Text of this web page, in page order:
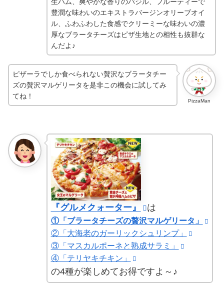
豊潤な味わいのエキストラバージンオリーブオイ
ル、ふわふわした食感でクリーミーな味わいの濃
厚なブラータチーズはピザ生地との相性も抜群な
んだよ♪
PizzaMan
ピザーラでしか食べられない贅沢なブラータチー
ズの贅沢マルゲリータを是非この機会に試してみ
てね！
『グルメクォーター』 は
①「ブラータチーズの贅沢マルゲリータ」
②「大海老のガーリックシュリンプ」
③「マスカルポーネと熟成サラミ」
④「テリヤキチキン」
の4種が楽しめてお得ですよ～♪